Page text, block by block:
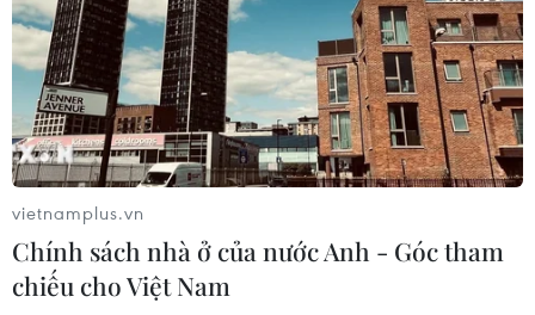
TIN CÙNG CHUYÊN MỤC
Ngân hàng Trung ương Trung Quốc
mua thêm 20 tấn vàng trong tháng 7
07/08/2026 15:21
Chuyên gia quốc tế đánh giá tích cực
về tiền đồng của Việt Nam
07/08/2026 12:46
vietnamplus.vn
Chính sách nhà ở của nước Anh - Góc tham
chiếu cho Việt Nam